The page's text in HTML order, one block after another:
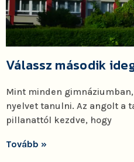
Válassz második
Mint minden
nyelvet tanulni. Az angolt a
pillanattól kezdve, hogy
Tovább »